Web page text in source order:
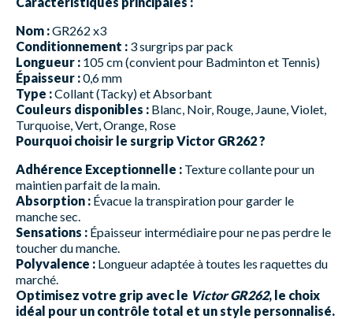
Nom :GR262 x3
Conditionnement : 3 surgrips par pack
Longueur : 105 cm (convient pour Badminton et Tennis)
Épaisseur :0,6 mm
Type :Collant (Tacky) et Absorbant
Couleurs disponibles : Blanc, Noir, Rouge, Jaune, Violet,
Turquoise, Vert, Orange, Rose
Pourquoi choisir le surgrip Victor GR262 ?
Adhérence Exceptionnelle : Texture collante pour un
maintien parfait de la main.
Absorption : Évacue la transpiration pour garder le
manche sec.
Sensations : Épaisseur intermédiaire pour ne pas perdre le
toucher du manche.
Polyvalence : Longueur adaptée à toutes les raquettes du
marché.
Optimisez votre grip avec le Victor GR262, le choix
idéal pour un contrôle total et un style personnalisé.